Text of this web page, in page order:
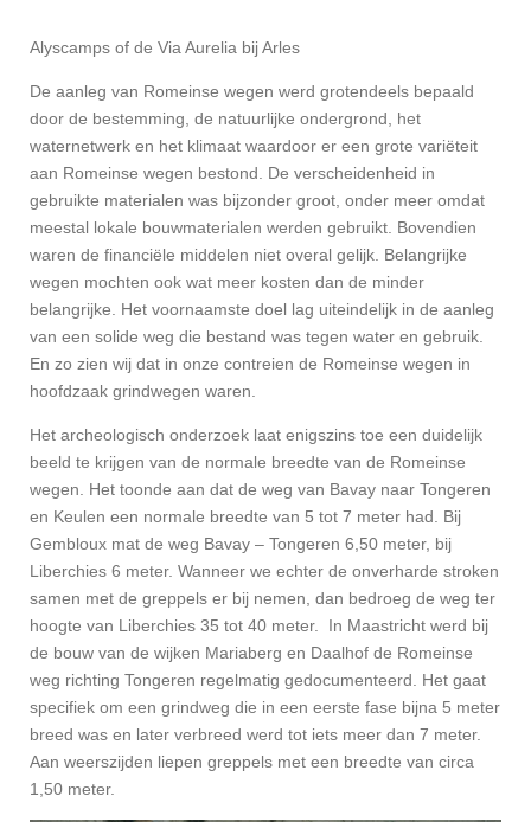
Alyscamps of de Via Aurelia bij Arles
De aanleg van Romeinse wegen werd grotendeels bepaald
door de bestemming, de natuurlijke ondergrond, het
waternetwerk en het klimaat waardoor er een grote variëteit
aan Romeinse wegen bestond. De verscheidenheid in
gebruikte materialen was bijzonder groot, onder meer omdat
meestal lokale bouwmaterialen werden gebruikt. Bovendien
waren de financiële middelen niet overal gelijk. Belangrijke
wegen mochten ook wat meer kosten dan de minder
belangrijke. Het voornaamste doel lag uiteindelijk in de aanleg
van een solide weg die bestand was tegen water en gebruik.
En zo zien wij dat in onze contreien de Romeinse wegen in
hoofdzaak grindwegen waren.
Het archeologisch onderzoek laat enigszins toe een duidelijk
beeld te krijgen van de normale breedte van de Romeinse
wegen. Het toonde aan dat de weg van Bavay naar Tongeren
en Keulen een normale breedte van 5 tot 7 meter had. Bij
Gembloux mat de weg Bavay – Tongeren 6,50 meter, bij
Liberchies 6 meter. Wanneer we echter de onverharde stroken
samen met de greppels er bij nemen, dan bedroeg de weg ter
hoogte van Liberchies 35 tot 40 meter. In Maastricht werd bij
de bouw van de wijken Mariaberg en Daalhof de Romeinse
weg richting Tongeren regelmatig gedocumenteerd. Het gaat
specifiek om een grindweg die in een eerste fase bijna 5 meter
breed was en later verbreed werd tot iets meer dan 7 meter.
Aan weerszijden liepen greppels met een breedte van circa
1,50 meter.